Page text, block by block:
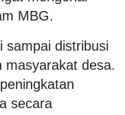
MBG.
sampai distribusi
masyarakat desa.
secara